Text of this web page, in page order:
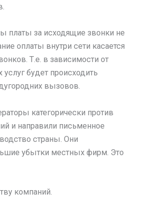
платы за исходящие звонки не
оплаты внутри сети касается
Т.е. в зависимости от
будет происходить
вызовов.
категорически против
и направили письменное
страны. Они
убытки местных фирм. Это
компаний.